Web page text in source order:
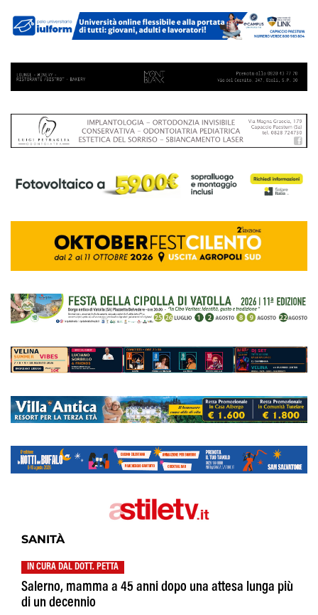
SANITÀ
IN CURA DAL DOTT. PETTA
Salerno, mamma a 45 anni dopo una attesa lunga più
di un decennio